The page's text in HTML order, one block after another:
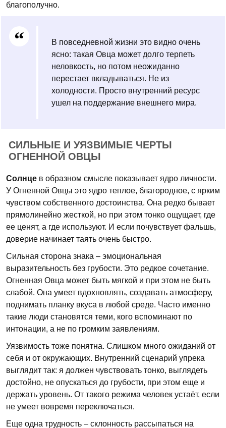
благополучно.
В повседневной жизни это видно очень
ясно: такая Овца может долго терпеть
неловкость, но потом неожиданно
перестает вкладываться. Не из
холодности. Просто внутренний ресурс
ушел на поддержание внешнего мира.
СИЛЬНЫЕ И УЯЗВИМЫЕ ЧЕРТЫ
ОГНЕННОЙ ОВЦЫ
Солнце в образном смысле показывает ядро личности.
У Огненной Овцы это ядро теплое, благородное, с ярким
чувством собственного достоинства. Она редко бывает
прямолинейно жесткой, но при этом тонко ощущает, где
ее ценят, а где используют. И если почувствует фальшь,
доверие начинает таять очень быстро.
Сильная сторона знака – эмоциональная
выразительность без грубости. Это редкое сочетание.
Огненная Овца может быть мягкой и при этом не быть
слабой. Она умеет вдохновлять, создавать атмосферу,
поднимать планку вкуса в любой среде. Часто именно
такие люди становятся теми, кого вспоминают по
интонации, а не по громким заявлениям.
Уязвимость тоже понятна. Слишком много ожиданий от
себя и от окружающих. Внутренний сценарий упрека
выглядит так: я должен чувствовать тонко, выглядеть
достойно, не опускаться до грубости, при этом еще и
держать уровень. От такого режима человек устаёт, если
не умеет вовремя переключаться.
Еще одна трудность – склонность рассыпаться на